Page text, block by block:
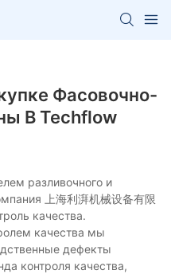
Фасовочно-
В Techflow
разливочного и
上海利湃机械设备有限
качества.
качества мы
дефекты
контроля качества,